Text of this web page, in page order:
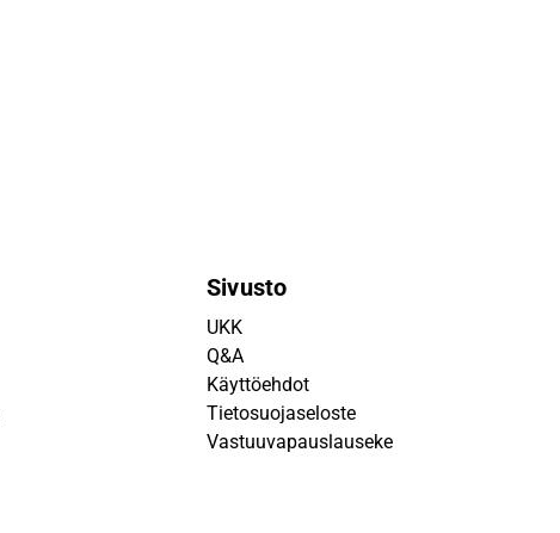
Sivusto
UKK
Q&A
Käyttöehdot
Tietosuojaseloste
Vastuuvapauslauseke